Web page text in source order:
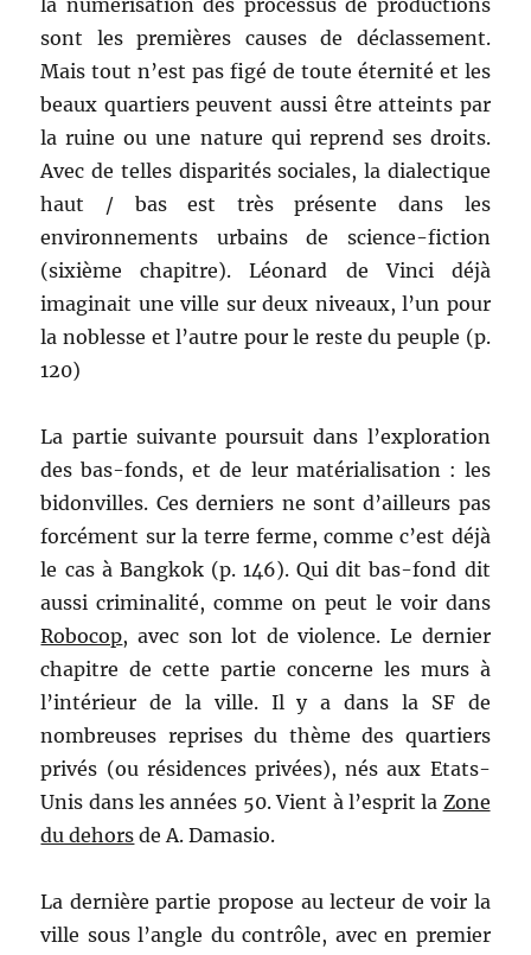
la numérisation des processus de productions
sont les premières causes de déclassement.
Mais tout n’est pas figé de toute éternité et les
beaux quartiers peuvent aussi être atteints par
la ruine ou une nature qui reprend ses droits.
Avec de telles disparités sociales, la dialectique
haut / bas est très présente dans les
environnements urbains de science-fiction
(sixième chapitre). Léonard de Vinci déjà
imaginait une ville sur deux niveaux, l’un pour
la noblesse et l’autre pour le reste du peuple (p.
120)
La partie suivante poursuit dans l’exploration
des bas-fonds, et de leur matérialisation : les
bidonvilles. Ces derniers ne sont d’ailleurs pas
forcément sur la terre ferme, comme c’est déjà
le cas à Bangkok (p. 146). Qui dit bas-fond dit
aussi criminalité, comme on peut le voir dans
Robocop, avec son lot de violence. Le dernier
chapitre de cette partie concerne les murs à
l’intérieur de la ville. Il y a dans la SF de
nombreuses reprises du thème des quartiers
privés (ou résidences privées), nés aux Etats-
Unis dans les années 50. Vient à l’esprit la Zone
du dehors de A. Damasio.
La dernière partie propose au lecteur de voir la
ville sous l’angle du contrôle, avec en premier